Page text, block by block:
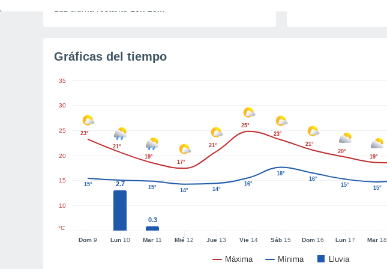
Gráficas del tiempo
Máxima Mínima Lluvia
Dom 9 Lun10 Mar11 Mié 12 Jue 13 Vie14 Sáb 15 Dom 16 Lun17 Mar 18
10
15
20
25
30
35
°C
2.7
0.3
23°
21°
19°
17°
21°
25°
23°
21°
20°
19°
15° 15° 14° 14°
16°
18°
16°
15°
15°